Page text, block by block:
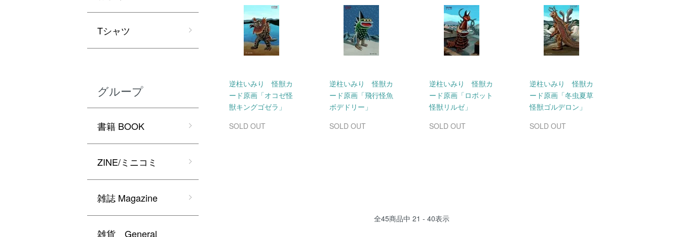
逆柱いみり 怪獣カ
ード原画「オコゼ怪
獣キングゴゼラ」
SOLD OUT
逆柱いみり 怪獣カ
ード原画「飛行怪魚
ボデドリー」
SOLD OUT
逆柱いみり 怪獣カ
ード原画「ロボット
怪獣リルゼ」
SOLD OUT
逆柱いみり 怪獣カ
ード原画「冬虫夏草
怪獣ゴルデロン」
SOLD OUT
全45商品中 21 - 40表示
Tシャツ
グループ
書籍 BOOK
ZINE/ミニコミ
雑誌 Magazine
雑貨 General